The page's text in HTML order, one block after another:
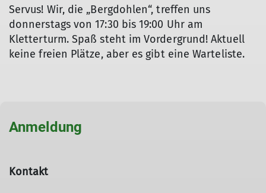
Servus! Wir, die „Bergdohlen“, treffen uns
donnerstags von 17:30 bis 19:00 Uhr am
Kletterturm. Spaß steht im Vordergrund! Aktuell
keine freien Plätze, aber es gibt eine Warteliste.
Anmeldung
Kontakt